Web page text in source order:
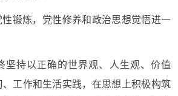
锻炼，党性修养和政治思想觉悟进一
坚持以正确的世界观、人生观、价值
工作和生活实践，在思想上积极构筑